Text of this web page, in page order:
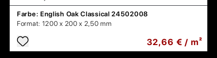
Farbe: English Oak Classical 24502008
Format: 1200 x 200 x 2,50 mm
32,66 € / m²